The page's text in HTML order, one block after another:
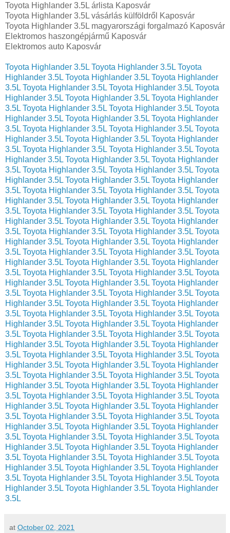
Toyota Highlander 3.5L árlista Kaposvár
Toyota Highlander 3.5L vásárlás külföldről Kaposvár
Toyota Highlander 3.5L magyarországi forgalmazó Kaposvár
Elektromos haszongépjármű‎ Kaposvár
Elektromos auto‎ Kaposvár
Toyota Highlander 3.5L Toyota Highlander 3.5L Toyota
Highlander 3.5L Toyota Highlander 3.5L Toyota Highlander
3.5L Toyota Highlander 3.5L Toyota Highlander 3.5L Toyota
Highlander 3.5L Toyota Highlander 3.5L Toyota Highlander
3.5L Toyota Highlander 3.5L Toyota Highlander 3.5L Toyota
Highlander 3.5L Toyota Highlander 3.5L Toyota Highlander
3.5L Toyota Highlander 3.5L Toyota Highlander 3.5L Toyota
Highlander 3.5L Toyota Highlander 3.5L Toyota Highlander
3.5L Toyota Highlander 3.5L Toyota Highlander 3.5L Toyota
Highlander 3.5L Toyota Highlander 3.5L Toyota Highlander
3.5L Toyota Highlander 3.5L Toyota Highlander 3.5L Toyota
Highlander 3.5L Toyota Highlander 3.5L Toyota Highlander
3.5L Toyota Highlander 3.5L Toyota Highlander 3.5L Toyota
Highlander 3.5L Toyota Highlander 3.5L Toyota Highlander
3.5L Toyota Highlander 3.5L Toyota Highlander 3.5L Toyota
Highlander 3.5L Toyota Highlander 3.5L Toyota Highlander
3.5L Toyota Highlander 3.5L Toyota Highlander 3.5L Toyota
Highlander 3.5L Toyota Highlander 3.5L Toyota Highlander
3.5L Toyota Highlander 3.5L Toyota Highlander 3.5L Toyota
Highlander 3.5L Toyota Highlander 3.5L Toyota Highlander
3.5L Toyota Highlander 3.5L Toyota Highlander 3.5L Toyota
Highlander 3.5L Toyota Highlander 3.5L Toyota Highlander
3.5L Toyota Highlander 3.5L Toyota Highlander 3.5L Toyota
Highlander 3.5L Toyota Highlander 3.5L Toyota Highlander
3.5L Toyota Highlander 3.5L Toyota Highlander 3.5L Toyota
Highlander 3.5L Toyota Highlander 3.5L Toyota Highlander
3.5L Toyota Highlander 3.5L Toyota Highlander 3.5L Toyota
Highlander 3.5L Toyota Highlander 3.5L Toyota Highlander
3.5L Toyota Highlander 3.5L Toyota Highlander 3.5L Toyota
Highlander 3.5L Toyota Highlander 3.5L Toyota Highlander
3.5L Toyota Highlander 3.5L Toyota Highlander 3.5L Toyota
Highlander 3.5L Toyota Highlander 3.5L Toyota Highlander
3.5L Toyota Highlander 3.5L Toyota Highlander 3.5L Toyota
Highlander 3.5L Toyota Highlander 3.5L Toyota Highlander
3.5L Toyota Highlander 3.5L Toyota Highlander 3.5L Toyota
Highlander 3.5L Toyota Highlander 3.5L Toyota Highlander
3.5L Toyota Highlander 3.5L Toyota Highlander 3.5L Toyota
Highlander 3.5L Toyota Highlander 3.5L Toyota Highlander
3.5L Toyota Highlander 3.5L Toyota Highlander 3.5L Toyota
Highlander 3.5L Toyota Highlander 3.5L Toyota Highlander
3.5L Toyota Highlander 3.5L Toyota Highlander 3.5L Toyota
Highlander 3.5L Toyota Highlander 3.5L Toyota Highlander
3.5L
at October 02, 2021